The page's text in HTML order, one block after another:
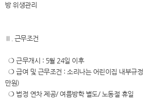
방 위생관리
Ⅱ. 근무조건
❍ 근무개시 : 5월 24일 이후
❍ 급여 및 근무조건 : 소리나는 어린이집 내부규
만원)
❍ 법정 연차 제공/ 여름방학 별도/ 노동절 휴일